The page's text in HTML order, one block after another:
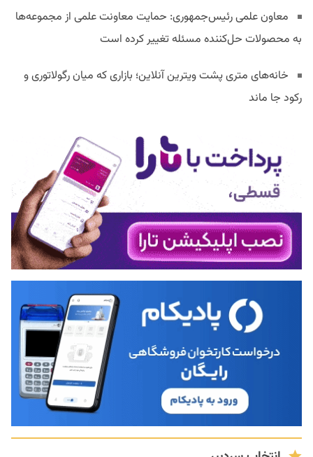
معاون علمی رئیس‌جمهوری: حمایت معاونت علمی از مجموعه‌ها
به محصولات حل‌کننده مسئله تغییر کرده است
خانه‌های متری پشت ویترین آنلاین؛ بازاری که میان رگولاتوری و
رکود جا ماند